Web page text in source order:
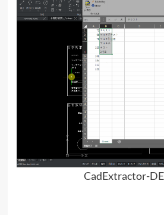
CadExtractor-